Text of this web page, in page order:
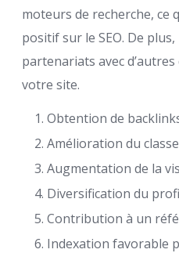
moteurs de recherche, ce
positif sur le SEO. De
partenariats avec
votre site.
Obtention de
Amélioration du
Augmentation de la
Diversification du
Contribution à un
Indexation favorable